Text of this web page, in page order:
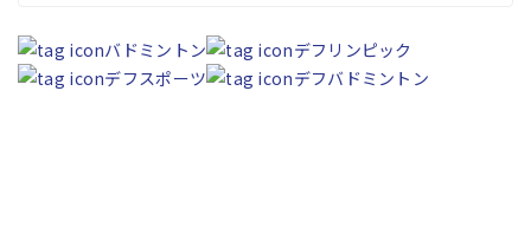
バドミントン
デフリンピック
デフスポーツ
デフバドミントン